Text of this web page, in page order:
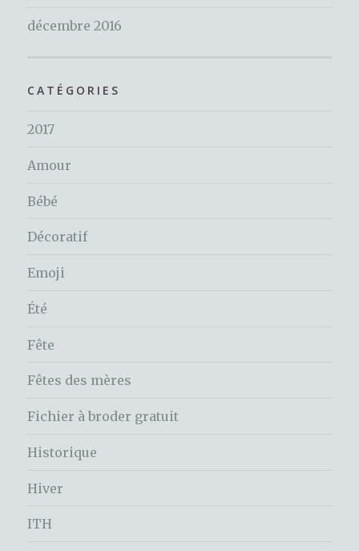
décembre 2016
CATÉGORIES
2017
Amour
Bébé
Décoratif
Emoji
Été
Fête
Fêtes des mères
Fichier à broder gratuit
Historique
Hiver
ITH